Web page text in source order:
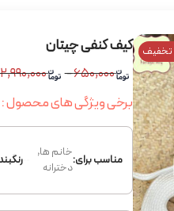
کیف کنفی چیتان
۶۵۰,۰۰۰ - ۲,۹۹۰,۰۰۰
برخی ویژگی های محصول :
مناسب برای:خانم ها,
دخترانه